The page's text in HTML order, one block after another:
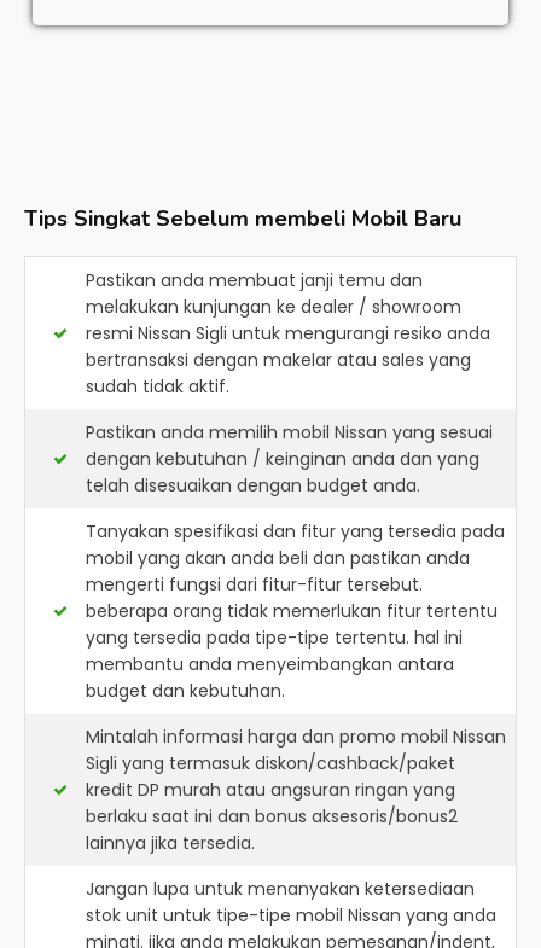
Tips Singkat Sebelum membeli Mobil Baru
Pastikan anda membuat janji temu dan
melakukan kunjungan ke dealer / showroom
resmi Nissan Sigli untuk mengurangi resiko anda
bertransaksi dengan makelar atau sales yang
sudah tidak aktif.
Pastikan anda memilih mobil Nissan yang sesuai
dengan kebutuhan / keinginan anda dan yang
telah disesuaikan dengan budget anda.
Tanyakan spesifikasi dan fitur yang tersedia pada
mobil yang akan anda beli dan pastikan anda
mengerti fungsi dari fitur-fitur tersebut.
beberapa orang tidak memerlukan fitur tertentu
yang tersedia pada tipe-tipe tertentu. hal ini
membantu anda menyeimbangkan antara
budget dan kebutuhan.
Mintalah informasi harga dan promo mobil Nissan
Sigli yang termasuk diskon/cashback/paket
kredit DP murah atau angsuran ringan yang
berlaku saat ini dan bonus aksesoris/bonus2
lainnya jika tersedia.
Jangan lupa untuk menanyakan ketersediaan
stok unit untuk tipe-tipe mobil Nissan yang anda
minati. jika anda melakukan pemesanan/indent,